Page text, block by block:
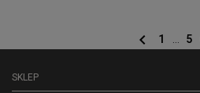
 1 ... 5
SKLEP